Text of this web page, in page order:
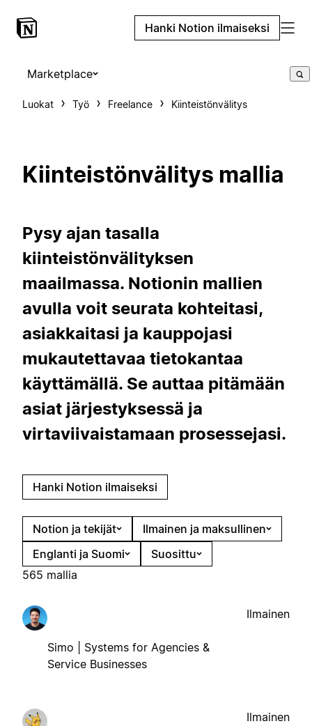
Hanki Notion ilmaiseksi
Marketplace
Luokat Työ Freelance Kiinteistönvälitys
Kiinteistönvälitys mallia
Pysy ajan tasalla
kiinteistönvälityksen
maailmassa. Notionin mallien
avulla voit seurata kohteitasi,
asiakkaitasi ja kauppojasi
mukautettavaa tietokantaa
käyttämällä. Se auttaa pitämään
asiat järjestyksessä ja
virtaviivaistamaan prosessejasi.
Hanki Notion ilmaiseksi
Notion ja tekijät
Ilmainen ja maksullinen
Englanti ja Suomi
Suosittu
565 mallia
Simo | Systems for Agencies &
Service Businesses
Ilmainen
Ilmainen